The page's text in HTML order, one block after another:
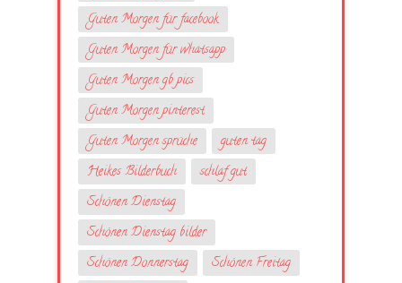
Guten Morgen für facebook
Guten Morgen für whatsapp
Guten Morgen gb pics
Guten Morgen pinterest
Guten Morgen sprüche
guten tag
Heikes Bilderbuch
schlaf gut
Schönen Dienstag
Schönen Dienstag bilder
Schönen Donnerstag
Schönen Freitag